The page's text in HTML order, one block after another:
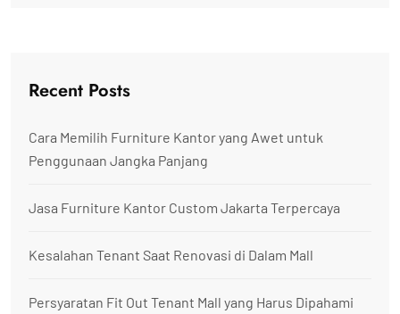
Recent Posts
Cara Memilih Furniture Kantor yang Awet untuk
Penggunaan Jangka Panjang
Jasa Furniture Kantor Custom Jakarta Terpercaya
Kesalahan Tenant Saat Renovasi di Dalam Mall
Persyaratan Fit Out Tenant Mall yang Harus Dipahami